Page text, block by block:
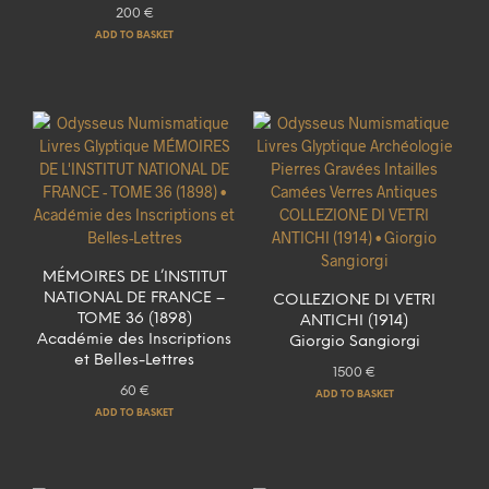
200 €
ADD TO BASKET
MÉMOIRES DE L’INSTITUT
NATIONAL DE FRANCE –
TOME 36 (1898)
Académie des Inscriptions
et Belles-Lettres
60 €
ADD TO BASKET
COLLEZIONE DI VETRI
ANTICHI (1914)
Giorgio Sangiorgi
1500€
ADD TO BASKET